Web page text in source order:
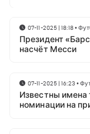
07-11-2025 | 18:18•
Президент
насчёт Месси
07-11-2025 | 16:23 •
Известны имена
номинации на